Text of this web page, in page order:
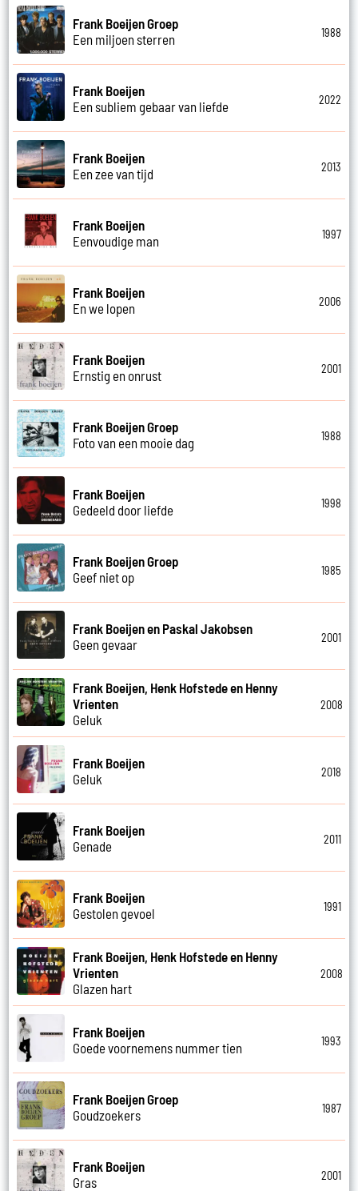
Frank Boeijen Groep
Een miljoen sterren
1988
Frank Boeijen
Een subliem gebaar van liefde
2022
Frank Boeijen
Een zee van tijd
2013
Frank Boeijen
Eenvoudige man
1997
Frank Boeijen
En we lopen
2006
Frank Boeijen
Ernstig en onrust
2001
Frank Boeijen Groep
Foto van een mooie dag
1988
Frank Boeijen
Gedeeld door liefde
1998
Frank Boeijen Groep
Geef niet op
1985
Frank Boeijen en Paskal Jakobsen
Geen gevaar
2001
Frank Boeijen, Henk Hofstede en Henny
Vrienten
Geluk
2008
Frank Boeijen
Geluk
2018
Frank Boeijen
Genade
2011
Frank Boeijen
Gestolen gevoel
1991
Frank Boeijen, Henk Hofstede en Henny
Vrienten
Glazen hart
2008
Frank Boeijen
Goede voornemens nummer tien
1993
Frank Boeijen Groep
Goudzoekers
1987
Frank Boeijen
Gras
2001